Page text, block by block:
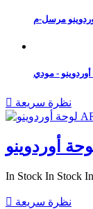
 نظرة سريعة
In Stock In Stock
 نظرة سريعة